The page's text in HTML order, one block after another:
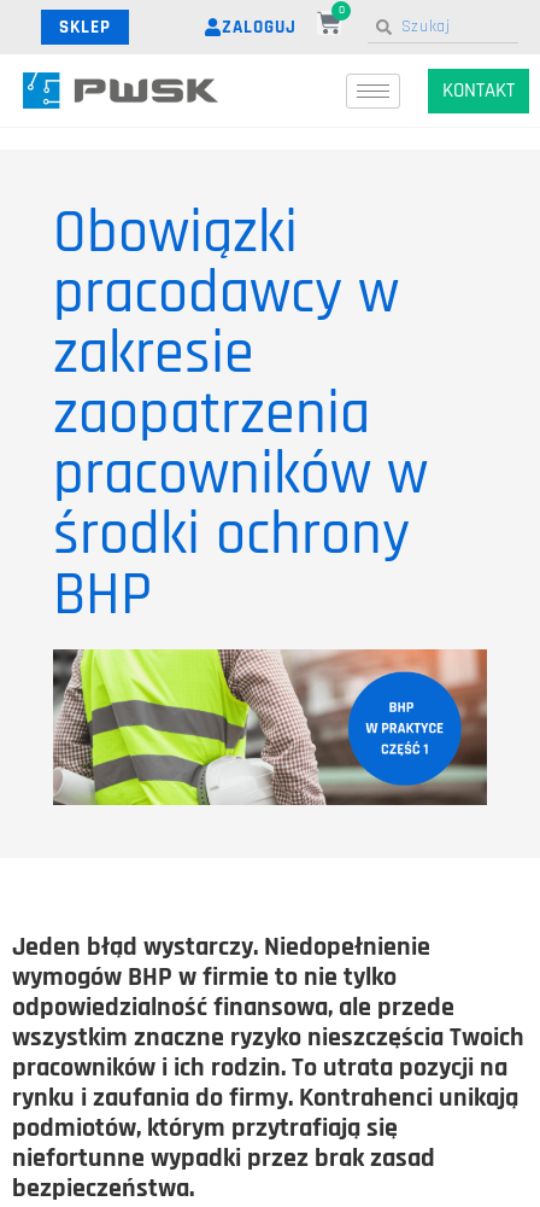
SKLEP ZALOGUJ
0
KONTAKT
Obowiązki
pracodawcy w
zakresie
zaopatrzenia
pracowników w
środki ochrony
BHP
Jeden błąd wystarczy. Niedopełnienie
wymogów BHP w firmie to nie tylko
odpowiedzialność finansowa, ale przede
wszystkim znaczne ryzyko nieszczęścia Twoich
pracowników i ich rodzin. To utrata pozycji na
rynku i zaufania do firmy. Kontrahenci unikają
podmiotów, którym przytrafiają się
niefortunne wypadki przez brak zasad
bezpieczeństwa.